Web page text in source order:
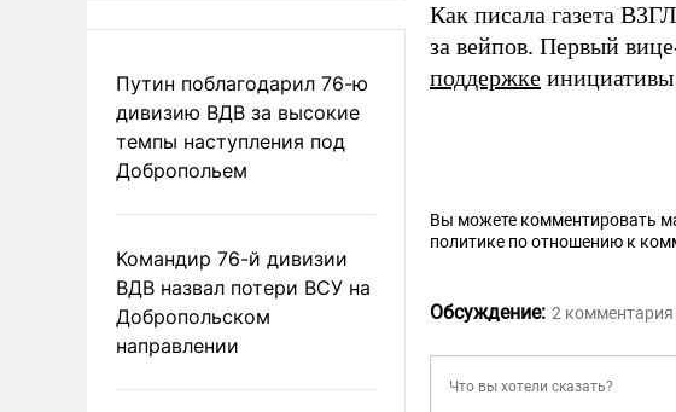
Путин поблагодарил 76-ю
дивизию ВДВ за высокие
темпы наступления под
Добропольем
Командир 76-й дивизии
ВДВ назвал потери ВСУ на
Добропольском
направлении
Как писала газета
за вейпов. Первый
поддержке инициативы
Вы можете комментировать
политике по отношению к
Обсуждение: 2 комментария